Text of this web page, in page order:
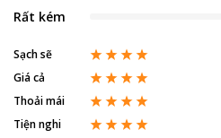
Rất kém
Sạch sẽ
Giá cả
Thoải mái
Tiện nghi